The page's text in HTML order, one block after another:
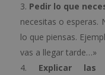
Pedir lo que
necesitas o esperas.
lo que piensas.
vas a llegar tarde…»
Explicar las